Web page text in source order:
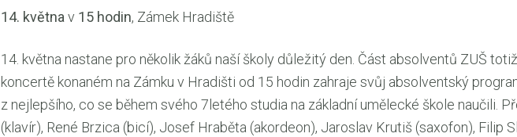
14. května v 15 hodin, Zámek Hradiště
14. května nastane pro několik žáků naší školy důležitý den. Část absolventů ZUŠ
koncertě konaném na Zámku v Hradišti od 15 hodin zahraje svůj absolventský
z nejlepšího, co se během svého 7letého studia na základní umělecké škole naučili.
(klavír), René Brzica (bicí), Josef Hraběta (akordeon), Jaroslav Krutiš (saxofon), Filip